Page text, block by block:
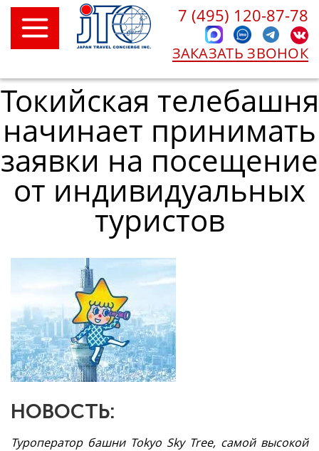
7 (495) 120-87-78
ЗАКАЗАТЬ ЗВОНОК
Токийская телебашня
начинает принимать
заявки на посещение
от индивидуальных
туристов
НОВОСТЬ:
Туроператор башни Tokyo Sky Tree, самой высокой